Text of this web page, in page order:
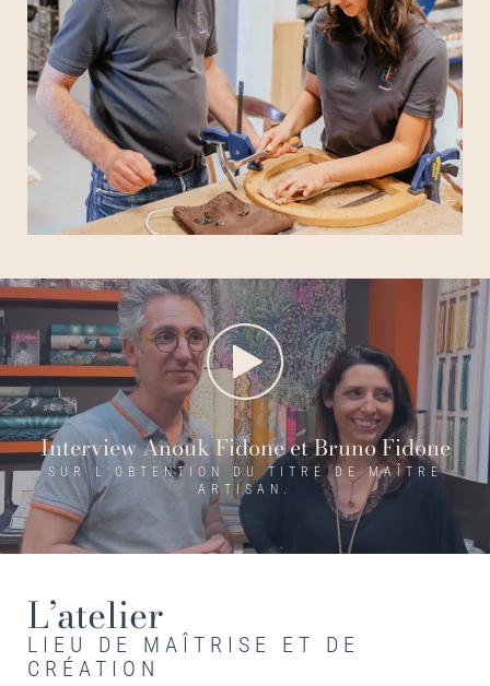
Interview Anouk Fidone et Bruno Fidone
SUR L'OBTENTION DU TITRE DE MAÎTRE
ARTISAN.
L’atelier
LIEU DE MAÎTRISE ET DE
CRÉATION